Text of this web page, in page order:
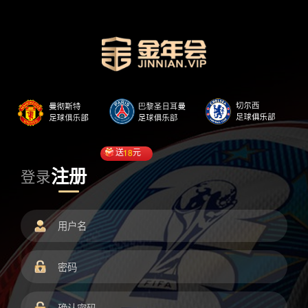
登录注册
送18元